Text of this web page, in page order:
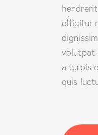
efficitur
volutpat
a turpis
quis